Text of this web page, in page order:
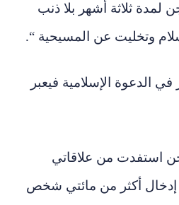
لمدة ثلاثة أشهر بلا ذنب
وتخليت عن المسيحية “.
الدعوة الإسلامية فيعبر
استفدت من علاقاتي
أكثر من مائتي شخص